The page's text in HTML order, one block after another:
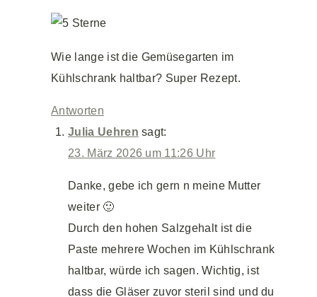
Wie lange ist die Gemüsegarten im
Kühlschrank haltbar? Super Rezept.
Antworten
Julia Uehren sagt:
23. März 2026 um 11:26 Uhr
Danke, gebe ich gern n meine Mutter
weiter 🙂
Durch den hohen Salzgehalt ist die
Paste mehrere Wochen im Kühlschrank
haltbar, würde ich sagen. Wichtig, ist
dass die Gläser zuvor steril sind und du